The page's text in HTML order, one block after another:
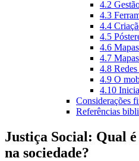
4.2
4.3
4.4
4.5
4.6
4.7
4.8
4.9 O
4.10
Considerações
Referências
Justiça Social: Qual
na sociedade?